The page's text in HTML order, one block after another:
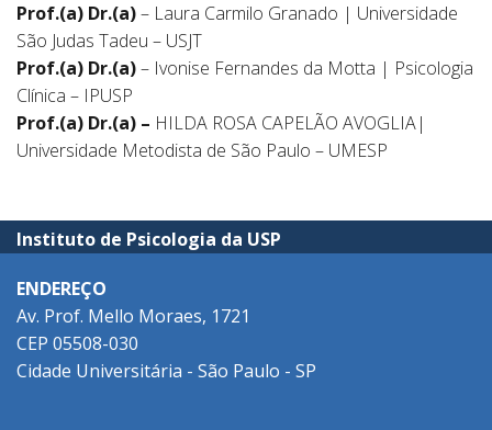
Prof.(a) Dr.(a)– Laura Carmilo Granado | Universidade
São Judas Tadeu – USJT
Prof.(a) Dr.(a)– Ivonise Fernandes da Motta | Psicologia
Clínica – IPUSP
Prof.(a) Dr.(a) – HILDA ROSA CAPELÃO AVOGLIA|
Universidade Metodista de São Paulo – UMESP
Instituto de Psicologia da USP
ENDEREÇO
Av. Prof. Mello Moraes, 1721
CEP 05508-030
Cidade Universitária - São Paulo - SP